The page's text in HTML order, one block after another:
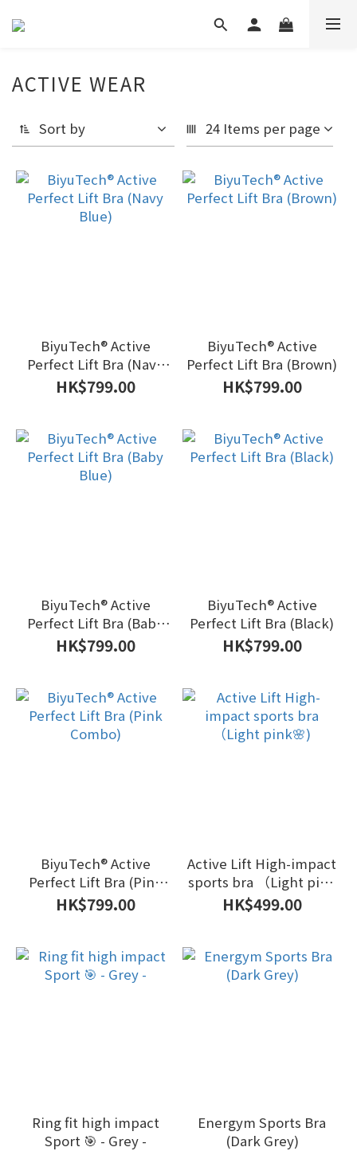
ACTIVE WEAR
Sort by 24 Items per page
BiyuTech®️ Active
Perfect Lift Bra (Navy
Blue)
HK$799.00
BiyuTech®️ Active
Perfect Lift Bra (Brown)
HK$799.00
BiyuTech®️ Active
Perfect Lift Bra (Baby
Blue)
HK$799.00
BiyuTech®️ Active
Perfect Lift Bra (Black)
HK$799.00
BiyuTech®️ Active
Perfect Lift Bra (Pink
Combo)
HK$799.00
Active Lift High-impact
sports bra （Light pink
🌸)
HK$499.00
Ring fit high impact
Sport 🎯 - Grey -
Energym Sports Bra
(Dark Grey)